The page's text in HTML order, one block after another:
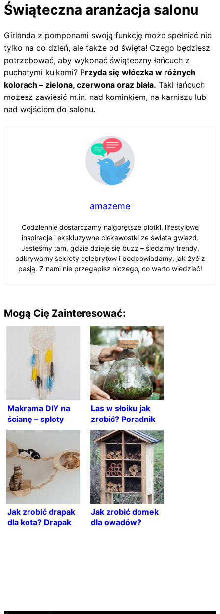
Świąteczna aranżacja salonu
Girlanda z pomponami swoją funkcję może spełniać nie
tylko na co dzień, ale także od święta! Czego będziesz
potrzebować, aby wykonać świąteczny łańcuch z
puchatymi kulkami? Przyda się włóczka w różnych
kolorach – zielona, czerwona oraz biała. Taki łańcuch
możesz zawiesić m.in. nad kominkiem, na karniszu lub
nad wejściem do salonu.
amazeme
Codziennie dostarczamy najgorętsze plotki, lifestylowe
inspiracje i ekskluzywne ciekawostki ze świata gwiazd.
Jesteśmy tam, gdzie dzieje się buzz – śledzimy trendy,
odkrywamy sekrety celebrytów i podpowiadamy, jak żyć z
pasją. Z nami nie przegapisz niczego, co warto wiedzieć!
Mogą Cię Zainteresować:
Makrama DIY na
ścianę – sploty
podbijają social
media
Las w słoiku jak
zrobić? Poradnik
krok po kroku.
Leśny ogród na
wyciągnięcie ręki.
Jakie rośliny
wybrać?
Jak zrobić drapak
dla kota? Drapak
Jak zrobić domek
dla owadów?